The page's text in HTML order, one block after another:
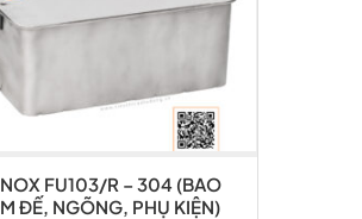
FU103/R – 304 (BAO
ĐẾ, NGÕNG, PHỤ KIỆN)